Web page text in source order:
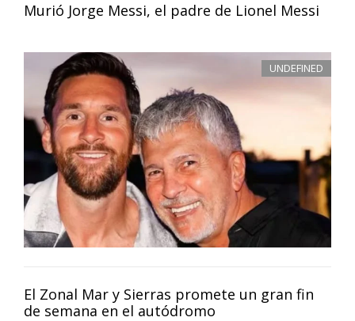
Murió Jorge Messi, el padre de Lionel Messi
UNDEFINED
El Zonal Mar y Sierras promete un gran fin
de semana en el autódromo